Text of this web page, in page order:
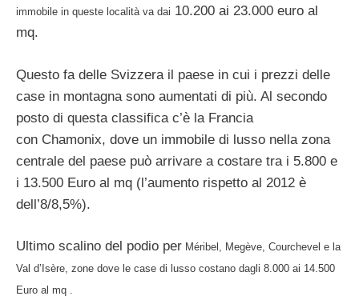
immobile in queste località va dai 10.200 ai 23.000 euro al
mq.
Questo fa delle Svizzera il paese in cui i prezzi delle
case in montagna sono aumentati di più. Al secondo
posto di questa classifica c’è la Francia
con Chamonix, dove un immobile di lusso nella zona
centrale del paese può arrivare a costare tra i 5.800 e
i 13.500 Euro al mq (l’aumento rispetto al 2012 è
dell’8/8,5%).
Ultimo scalino del podio per Méribel, Megève, Courchevel e la
Val d’Isère, zone dove le case di lusso costano dagli 8.000 ai 14.500
Euro al mq .